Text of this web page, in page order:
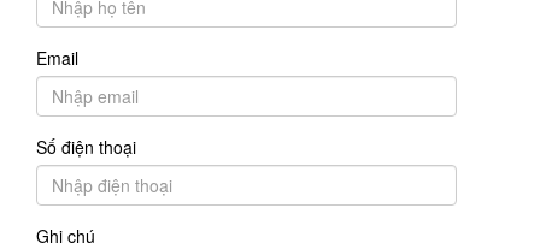
Email
Số điện thoại
Ghi chú